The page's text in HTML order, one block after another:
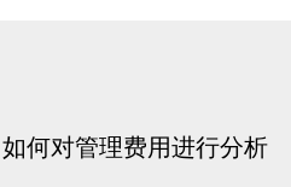
如何对管理费用进行分析